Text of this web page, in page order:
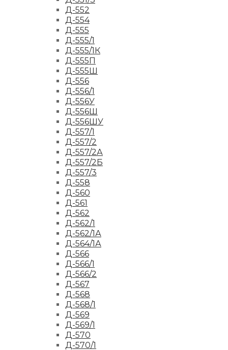
Д-552
Д-554
Д-555
Д-555/1
Д-555/1К
Д-555П
Д-555Ш
Д-556
Д-556/1
Д-556У
Д-556Ш
Д-556ШУ
Д-557/1
Д-557/2
Д-557/2А
Д-557/2Б
Д-557/3
Д-558
Д-560
Д-561
Д-562
Д-562/1
Д-562/1А
Д-564/1А
Д-566
Д-566/1
Д-566/2
Д-567
Д-568
Д-568/1
Д-569
Д-569/1
Д-570
Д-570/1